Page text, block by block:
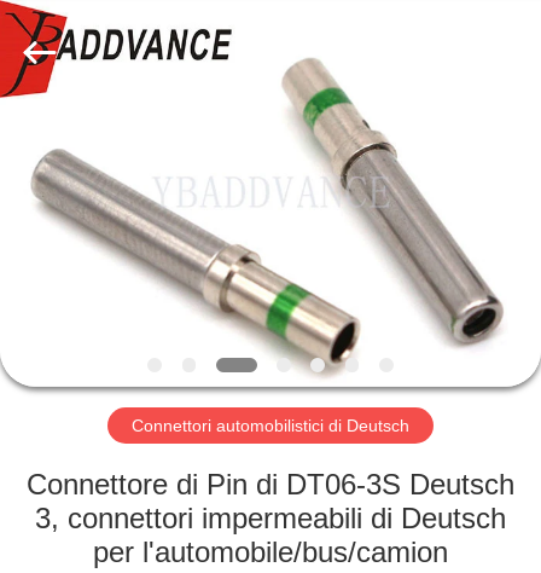
PRODOTTI
GIRO
DELLA
FABBRICA
CONTROLLO
Xi'An
YingBao
Parts
Co.,Ltd.
All
Rights
Connettori automobilistici di Deutsch
Connettore di Pin di DT06-3S Deutsch
3, connettori impermeabili di Deutsch
per l'automobile/bus/camion